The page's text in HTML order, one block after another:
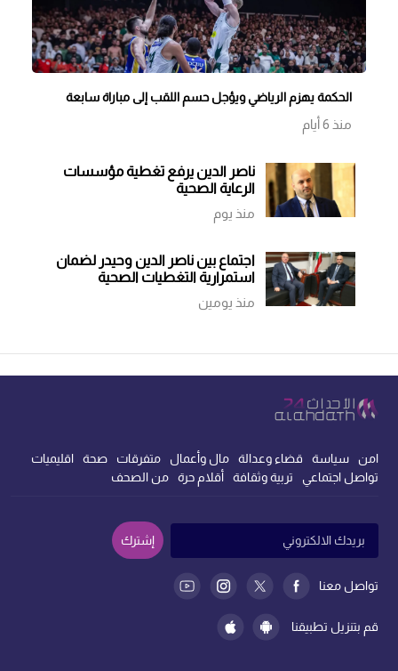
الحكمة يهزم الرياضي ويؤجل حسم اللقب إلى مباراة سابعة
منذ 6 أيام
ناصر الدين يرفع تغطية مؤسسات
الرعاية الصحية
منذ يوم
اجتماع بين ناصر الدين وحيدر لضمان
استمرارية التغطيات الصحية
منذ يومين
امن سياسة قضاء وعدالة مال وأعمال متفرقات صحة
اقليميات
تواصل اجتماعي
تربية وثقافة أقلام حرة من الصحف
قم بتنزيل تطبيقنا
تواصل معنا
إشترك